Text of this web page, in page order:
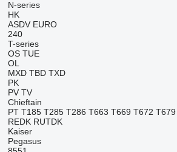
N-series
HK
ASDV EURO
240
T-series
OS TUE
OL
MXD TBD TXD
PK
PV TV
Chieftain
PT T185 T285 T286 T663 T669 T672 T679
REDK RUTDK
Kaiser
Pegasus